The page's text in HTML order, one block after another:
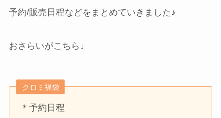
予約/販売日程などをまとめていきました♪
おさらいがこちら↓
クロミ福袋
＊予約日程